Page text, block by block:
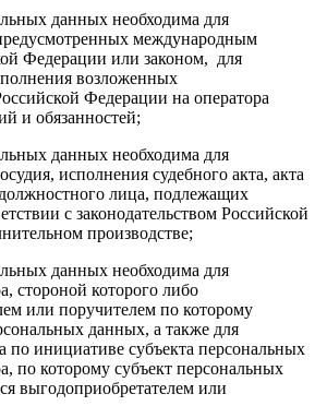
данных необходима для
международным
Федерации или законом, для
возложенных
Федерации на оператора
и обязанностей;
данных необходима для
исполнения судебного акта, акта
лица, подлежащих
с законодательством Российской
производстве;
данных необходима для
стороной которого либо
или поручителем по которому
данных, а также для
по инициативе субъекта персональных
по которому субъект персональных
выгодоприобретателем или